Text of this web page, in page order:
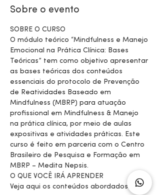
Sobre o evento
SOBRE O CURSO
O módulo teórico “Mindfulness e Manejo
Emocional na Prática Clínica: Bases
Teóricas” tem como objetivo apresentar
as bases teóricas dos conteúdos
essenciais do protocolo de Prevenção
de Reatividades Baseado em
Mindfulness (MBRP) para atuação
profissional em Mindfulness & Manejo
na prática clínica, por meio de aulas
expositivas e atividades práticas. Este
curso é feito em parceria com o Centro
Brasileiro de Pesquisa e Formação em
MBRP – Medita Nepsis.
O QUE VOCÊ IRÁ APRENDER
Veja aqui os conteúdos abordados